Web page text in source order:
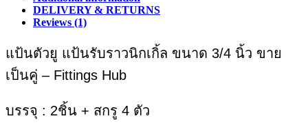
DELIVERY & RETURNS
Reviews (1)
แป้นตัวยู แป้นรับราวนิกเกิ้ล ขนาด 3/4 นิ้ว ขาย
เป็นคู่ – Fittings Hub
บรรจุ : 2ชิ้น + สกรู 4 ตัว